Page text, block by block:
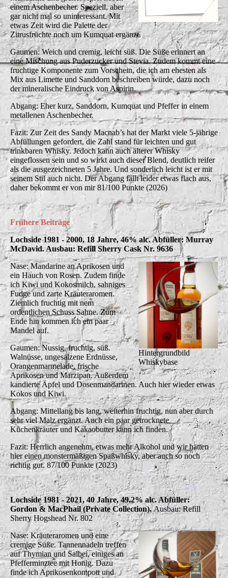
einem Aschenbecher. Speziell, aber
gar nicht mal so uninteressant. Mit
etwas Zeit wird die Palette der
Zitrusfrüchte noch um Kumquat ergänzt.
Gaumen: Weich und cremig, leicht süß. Die Süße erinnert an
eine Mischung aus Puderzucker und Stevia. Zudem kommt eine
fruchtige Komponente zum Vorschein, die ich am ehesten als
Mix aus Limette und Sanddorn beschreiben würde, dazu noch
der mineralische Eindruck von Aspirin.
Abgang: Eher kurz, Sanddorn, Kumquat und Pfeffer in einem
metallenen Aschenbecher.
Fazit: Zur Zeit des Sandy Macnab’s hat der Markt viele 5-jährige
Abfüllungen gefordert, die Zahl stand für leichten und gut
trinkbaren Whisky. Jedoch kann auch älterer Whisky
eingeflossen sein und so wirkt auch dieser Blend, deutlich reifer
als die ausgezeichneten 5 Jahre. Und sonderlich leicht ist er mit
seinem Stil auch nicht. Der Abgang fällt leider etwas flach aus,
daher bekommt er von mir 81/100 Punkte (2026)
Frühere Beiträge
Lochside 1981 - 2000, 18 Jahre, 46% alc. Abfüller: Murray
McDavid. Ausbau: Refill Sherry Cask Nr. 9636
Hintergrundbild
Whiskybase
Nase: Mandarine an Aprikosen und
ein Hauch von Rosen. Zudem finde
ich Kiwi und Kokosmilch, sahniges
Fudge und zarte Kräuteraromen.
Ziemlich fruchtig mit nem
ordentlichen Schuss Sahne. Zum
Ende hin kommen ich ein paar
Mandel auf.
Gaumen: Nussig, fruchtig, süß.
Walnüsse, ungesalzene Erdnüsse,
Orangenmarmelade, frische
Aprikosen und Marzipan. Außerdem
kandierte Äpfel und Dosenmandarinen. Auch hier wieder etwas
Kokos und Kiwi.
Abgang: Mittellang bis lang, weiterhin fruchtig, nun aber durch
sehr viel Malz ergänzt. Auch ein paar getrocknete
Küchenkräuter und Kakaobutter kann ich finden.
Fazit: Herrlich angenehm, etwas mehr Alkohol und wir hätten
hier einen monstermäßigen Spaßwhisky, aber auch so noch
richtig gut. 87/100 Punkte (2023)
Lochside 1981 - 2021, 40 Jahre, 49,2% alc. Abfüller:
Gordon & MacPhail (Private Collection).Ausbau: Refill
Sherry Hogshead Nr. 802
Nase: Kräuteraromen und eine
cremige Süße. Tannennadeln treffen
auf Thymian und Salbei, einiges an
Pfefferminztee mit Honig. Dazu
finde ich Aprikosenkompott und